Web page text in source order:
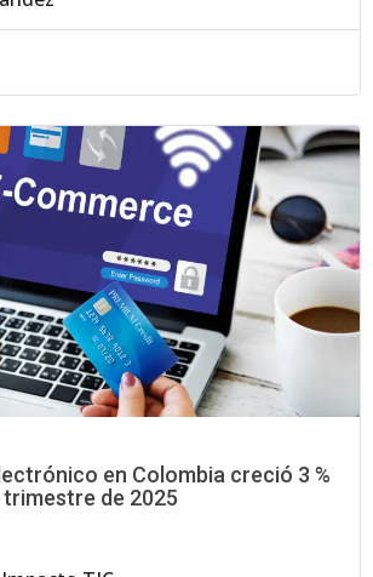
en Colombia creció 3 %
de 2025